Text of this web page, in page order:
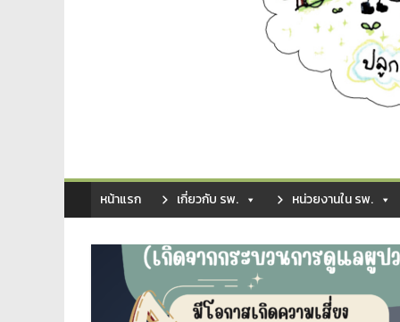
หน้าแรก เกี่ยวกับ รพ. หน่วยงานใน รพ.